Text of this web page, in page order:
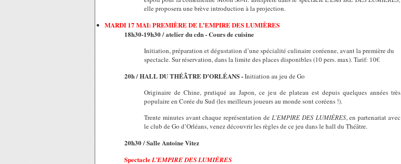
elle proposera une brève introduction à la projection.
MARDI 17 MAI: PREMIÈRE DE L’EMPIRE DES LUMIÈRES
18h30-19h30 / atelier du cdn - Cours de cuisine
Initiation, préparation et dégustation d’une spécialité culinaire coréenne, avant la première du
spectacle. Sur réservation, dans la limite des places disponibles (10 pers. max). Tarif: 10€
20h / HALL DU THÉÂTRE D’ORLÉANS -Initiation au jeu de Go
Originaire de Chine, pratiqué au Japon, ce jeu de plateau est depuis quelques années très
populaire en Corée du Sud (les meilleurs joueurs au monde sont coréens !).
Trente minutes avant chaque représentation de L’EMPIRE DES LUMIÈRES, en partenariat avec
le club de Go d’Orléans, venez découvrir les règles de ce jeu dans le hall du Théâtre.
20h30 / Salle Antoine Vitez
SpectacleL’EMPIRE DES LUMIÈRES